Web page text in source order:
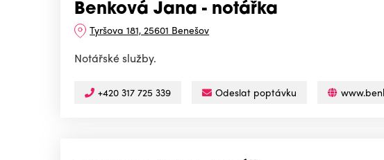
Benková Jana - notářka
Tyršova 181, 25601 Benešov
Notářské služby.
+420 317 725 339 Odeslat poptávku